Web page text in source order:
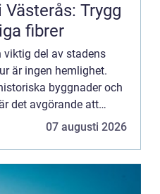
Trygg
fibrer
viktig del av stadens
är ingen hemlighet.
byggnader och
det avgörande att
07 augusti 2026